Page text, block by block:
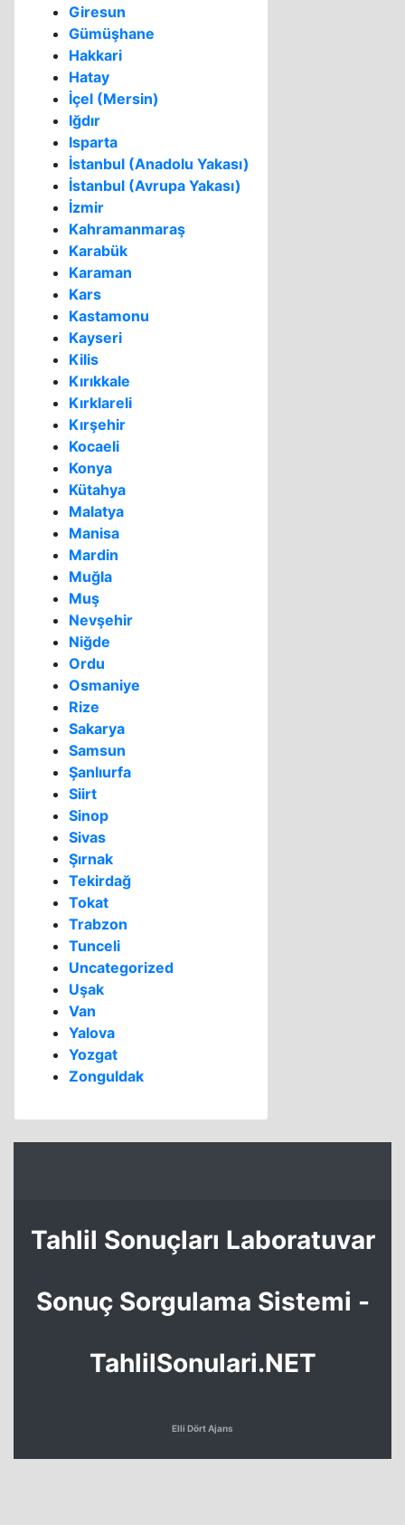
Giresun
Gümüşhane
Hakkari
Hatay
İçel (Mersin)
Iğdır
Isparta
İstanbul (Anadolu Yakası)
İstanbul (Avrupa Yakası)
İzmir
Kahramanmaraş
Karabük
Karaman
Kars
Kastamonu
Kayseri
Kilis
Kırıkkale
Kırklareli
Kırşehir
Kocaeli
Konya
Kütahya
Malatya
Manisa
Mardin
Muğla
Muş
Nevşehir
Niğde
Ordu
Osmaniye
Rize
Sakarya
Samsun
Şanlıurfa
Siirt
Sinop
Sivas
Şırnak
Tekirdağ
Tokat
Trabzon
Tunceli
Uncategorized
Uşak
Van
Yalova
Yozgat
Zonguldak
Tahlil Sonuçları Laboratuvar
Sonuç Sorgulama Sistemi -
TahlilSonulari.NET
Elli Dört Ajans